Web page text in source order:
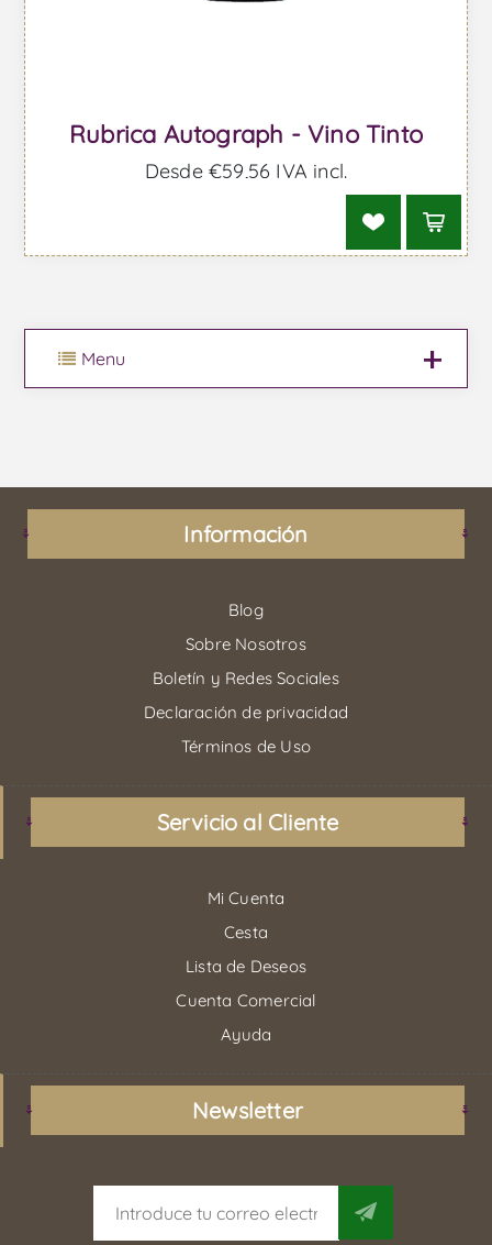
Rubrica Autograph - Vino Tinto
Desde €59,56 IVA incl.
Menu
Información
Blog
Sobre Nosotros
Boletín y Redes Sociales
Declaración de privacidad
Términos de Uso
Servicio al Cliente
Mi Cuenta
Cesta
Lista de Deseos
Cuenta Comercial
Ayuda
Newsletter